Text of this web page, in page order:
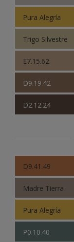
Pura Alegría
Trigo Silvestre
E7.15.62
D9.19.42
D2.12.24
D9.41.49
Madre Tierra
Pura Alegría
P0.10.40